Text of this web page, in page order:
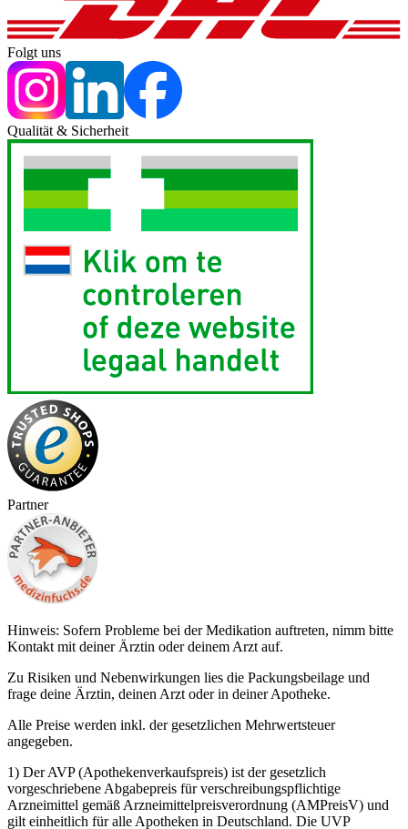
Folgt uns
Qualität & Sicherheit
Partner
Hinweis: Sofern Probleme bei der Medikation auftreten, nimm bitte
Kontakt mit deiner Ärztin oder deinem Arzt auf.
Zu Risiken und Nebenwirkungen lies die Packungsbeilage und
frage deine Ärztin, deinen Arzt oder in deiner Apotheke.
Alle Preise werden inkl. der gesetzlichen Mehrwertsteuer
angegeben.
1) Der AVP (Apothekenverkaufspreis) ist der gesetzlich
vorgeschriebene Abgabepreis für verschreibungspflichtige
Arzneimittel gemäß Arzneimittelpreisverordnung (AMPreisV) und
gilt einheitlich für alle Apotheken in Deutschland. Die UVP